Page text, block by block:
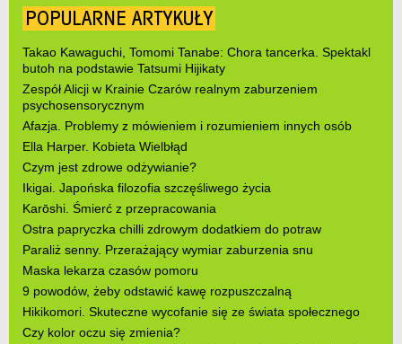
POPULARNE ARTYKUŁY
Takao Kawaguchi, Tomomi Tanabe: Chora tancerka. Spektakl
butoh na podstawie Tatsumi Hijikaty
Zespół Alicji w Krainie Czarów realnym zaburzeniem
psychosensorycznym
Afazja. Problemy z mówieniem i rozumieniem innych osób
Ella Harper. Kobieta Wielbłąd
Czym jest zdrowe odżywianie?
Ikigai. Japońska filozofia szczęśliwego życia
Karōshi. Śmierć z przepracowania
Ostra papryczka chilli zdrowym dodatkiem do potraw
Paraliż senny. Przerażający wymiar zaburzenia snu
Maska lekarza czasów pomoru
9 powodów, żeby odstawić kawę rozpuszczalną
Hikikomori. Skuteczne wycofanie się ze świata społecznego
Czy kolor oczu się zmienia?